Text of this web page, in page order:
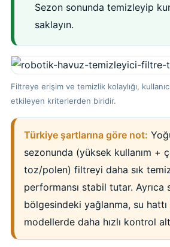
Sezon sonunda temizleyip
saklayın.
Filtreye erişim ve temizlik kolaylığı,
etkileyen kriterlerden biridir.
Türkiye şartlarına göre not:
sezonunda (yüksek kullanım +
toz/polen) filtreyi daha sık
performansı stabil tutar. Ayrıca
bölgesindeki yağlanma, su
modellerde daha hızlı kontrol